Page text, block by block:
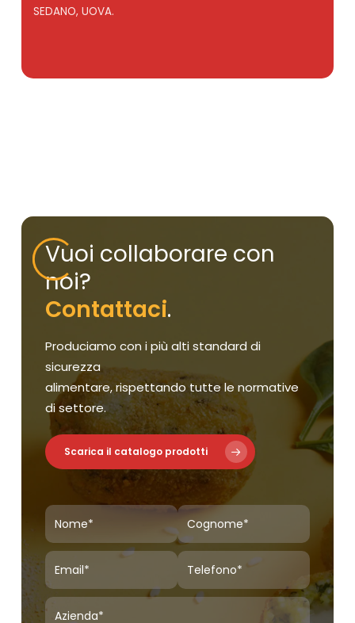
SEDANO, UOVA.
Vuoi collaborare con
noi?
Contattaci.
Produciamo con i più alti standard di
sicurezza
alimentare, rispettando tutte le normative
di settore.
Scarica il catalogo prodotti